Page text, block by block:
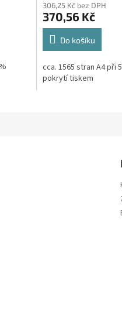
306,25 Kč bez DPH
370,56 Kč
Do košíku
cca. 1565 stran A4 při
pokrytí tiskem